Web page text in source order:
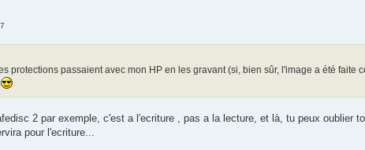
protections passaient avec mon HP en les gravant (si, bien sûr, l'image a été faite
2 par exemple, c'est a l'ecriture , pas a la lecture, et là, tu peux oublier
pour l'ecriture...